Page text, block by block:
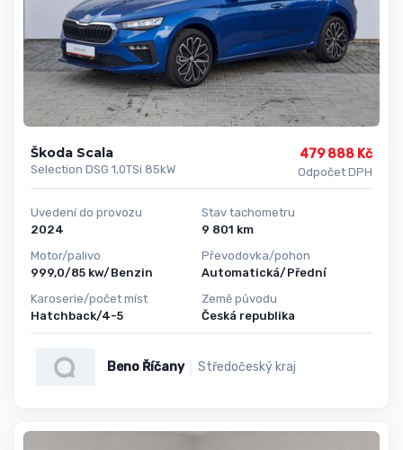
Škoda Scala
Selection DSG 1,0TSi 85kW
479 888 Kč
Odpočet DPH
Uvedení do provozu
2024
Motor/palivo
999,0/85 kw/Benzin
Karoserie/počet míst
Hatchback/4-5
Stav tachometru
9 801 km
Převodovka/pohon
Automatická/Přední
Země původu
Česká republika
Beno Říčany Středočeský kraj